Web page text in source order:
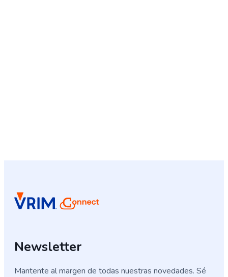
Newsletter
Mantente al margen de todas nuestras novedades. Sé